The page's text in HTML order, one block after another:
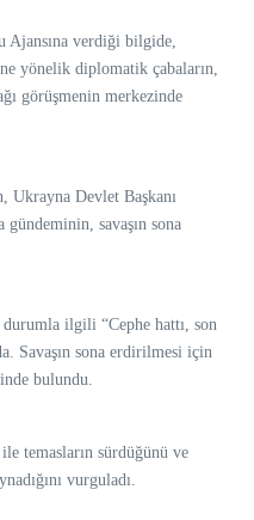
verdiği bilgide,
yönelik diplomatik çabaların,
görüşmenin merkezinde
Ukrayna Devlet Başkanı
savaşın sona
ilgili “Cephe hattı, son
Savaşın sona erdirilmesi için
bulundu.
temasların sürdüğünü ve
vurguladı.